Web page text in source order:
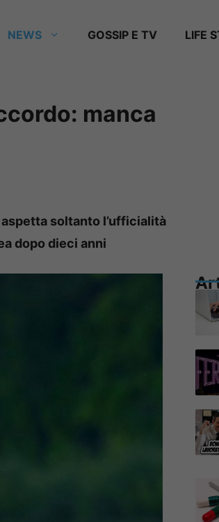
NEWS GOSSIP E TV LIFE
manca
soltanto l’ufficialità
dopo dieci anni